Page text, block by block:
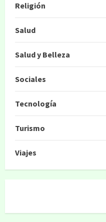
Religión
Salud
Salud y Belleza
Sociales
Tecnología
Turismo
Viajes